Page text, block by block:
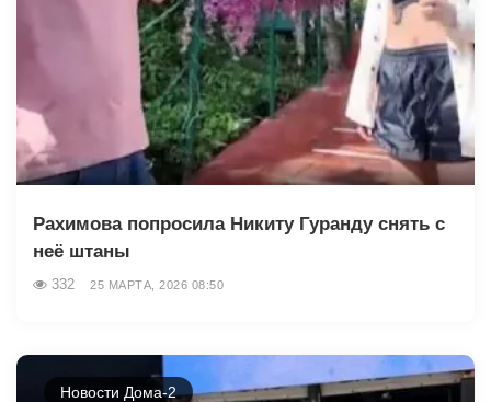
Рахимова попросила Никиту Гуранду снять с
неё штаны
332 25 МАРТА, 2026 08:50
Новости Дома-2